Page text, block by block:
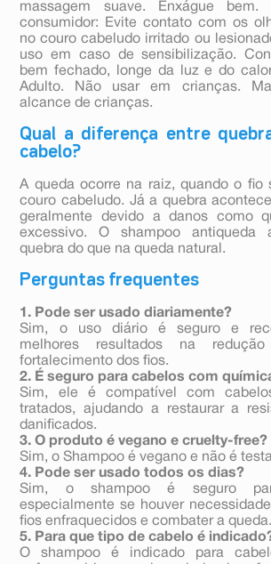
massagem suave. Enxágue bem.
consumidor: Evite contato com os
no couro cabeludo irritado ou
uso em caso de sensibilização.
bem fechado, longe da luz e do
Adulto. Não usar em crianças.
alcance de crianças.
Qual a diferença entre
cabelo?
A queda ocorre na raiz, quando o fio
couro cabeludo. Já a quebra
geralmente devido a danos como
excessivo. O shampoo antiqueda
quebra do que na queda natural.
Perguntas frequentes
1. Pode ser usado diariamente?
Sim, o uso diário é seguro e
melhores resultados na
fortalecimento dos fios.
2. É seguro para cabelos com
Sim, ele é compatível com
tratados, ajudando a restaurar a
danificados.
3. O produto é vegano e cruelty-free?
Sim, o Shampoo é vegano e não é
4. Pode ser usado todos os dias?
Sim, o shampoo é seguro
especialmente se houver
fios enfraquecidos e combater a queda.
5. Para que tipo de cabelo é
O shampoo é indicado para